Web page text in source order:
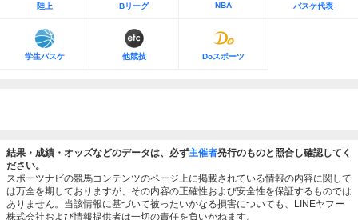
陸上 Bリーグ NBA バスケ代表
学生バスケ 他競技 Doスポーツ
結果・成績・オッズなどのデータは、必ず主催者発行のものと照合し確認してく
ださい。
スポーツナビの競馬コンテンツのページ上に掲載されている情報の内容に関して
は万全を期しておりますが、その内容の正確性および安全性を保証するものでは
ありません。当該情報に基づいて被ったいかなる損害についても、LINEヤフー
株式会社および情報提供者は一切の責任を負いかねます。